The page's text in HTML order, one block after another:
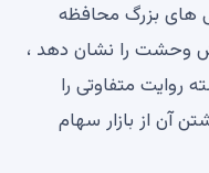
های بزرگ محافظه
وحشت را نشان دهد ،
متفاوتی را
آن از بازار سهام